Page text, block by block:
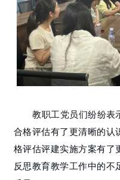
教职工党员们纷纷表
合格评估有了更清晰的认
格评估评建实施方案有了
反思教育教学工作中的不